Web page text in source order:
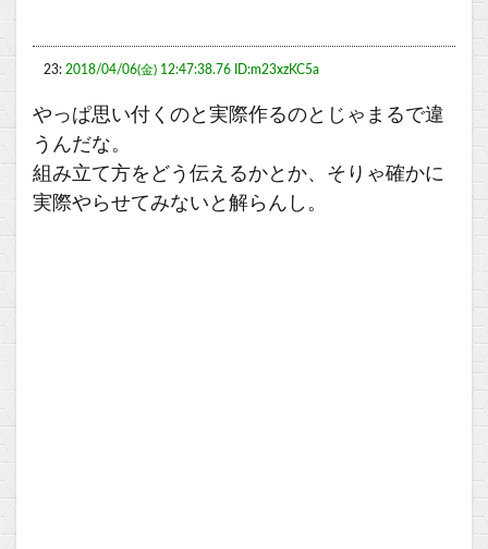
23: 2018/04/06(金) 12:47:38.76 ID:m23xzKC5a
やっぱ思い付くのと実際作るのとじゃまるで違
うんだな。
組み立て方をどう伝えるかとか、そりゃ確かに
実際やらせてみないと解らんし。